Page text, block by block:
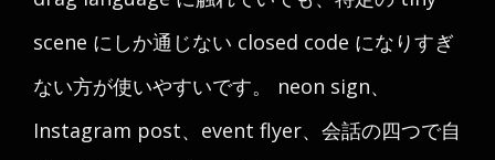
scene にしか通じない closed code になりすぎ
ない方が使いやすいです。 neon sign、
Instagram post、event flyer、会話の四つで自